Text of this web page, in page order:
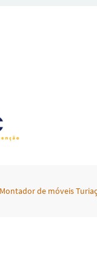
Montador de móveis